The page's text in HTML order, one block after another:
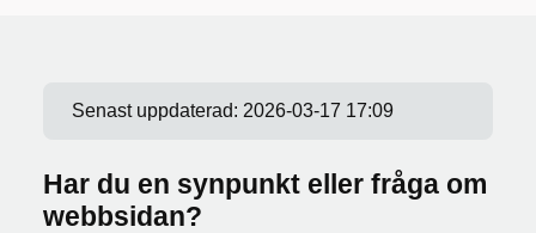
Senast uppdaterad: 2026-03-17 17:09
Har du en synpunkt eller fråga om
webbsidan?